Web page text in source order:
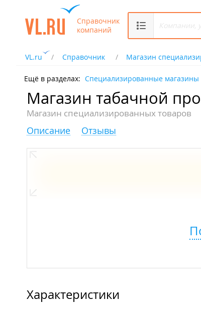
Справочник
компаний
VL.ru Справочник Магазин
Ещё в разделах: Специализированные магазины
Магазин табачной
Магазин специализированных товаров
Описание Отзывы
Характеристики